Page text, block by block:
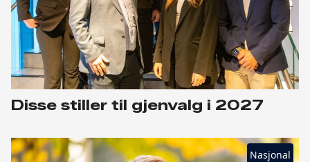
Disse stiller til gjenvalg i 2027
Nasjonal